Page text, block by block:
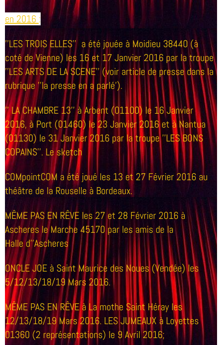
en 2016 :
''LES TROIS ELLES'' a été jouée à Moidieu 38440 (à
coté de Vienne) les 16 et 17 Janvier 2016 par la troupe
''LES ARTS DE LA SCENE'' (voir article de presse dans la
rubrique ''la presse en a parlé').
'' LA CHAMBRE 13'' à Arbent (01100) le 16 Janvier
2016, à Port (01460) le 23 Janvier 2016 et à Nantua
(01130) le 31 Janvier 2016 par la troupe ''LES BONS
COPAINS''. Le sketch
COMpointCOM a été joué les 13 et 27 Février 2016 au
théâtre de la Rouselle à Bordeaux.
MÊME PAS EN RÊVE les 27 et 28 Février 2016 à
Ascheres le Marche 45170 par les amis de la
Halle d''Ascheres
ONCLE JOE à Saint Maurice des Noues (Vendée) les
5/12/13/18/19 Mars 2016.
MÊME PAS EN RÊVE à La mothe Saint Héray les
12/13/18/19 Mars 2016. LES JUMEAUX à Loyettes
01360 (2 représentations) le 9 Avril 2016;